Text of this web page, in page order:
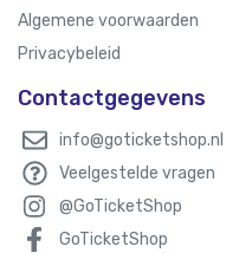
Algemene voorwaarden
Privacybeleid
Contactgegevens
info@goticketshop.nl
Veelgestelde vragen
@GoTicketShop
GoTicketShop